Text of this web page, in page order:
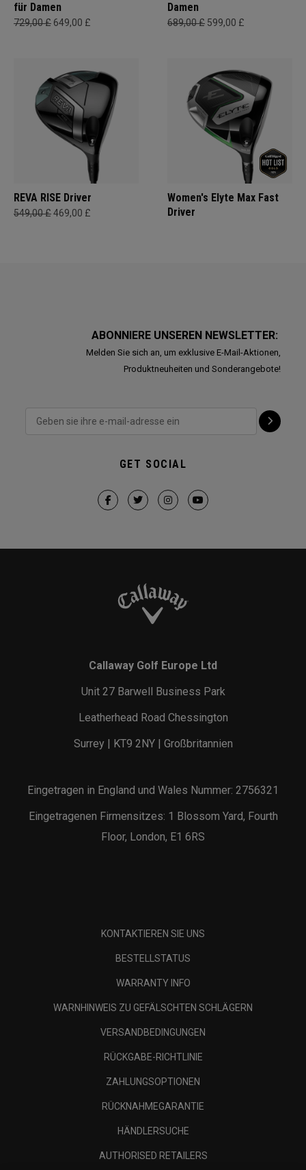
für Damen
729,00 £ 649,00 £
Damen
689,00 £ 599,00 £
REVA RISE Driver
549,00 £469,00 £
Women's Elyte Max Fast
Driver
ABONNIERE UNSEREN NEWSLETTER:
Melden Sie sich an, um exklusive E-Mail-Aktionen,
Produktneuheiten und Sonderangebote!
GET SOCIAL
Callaway Golf Europe Ltd
Unit 27 Barwell Business Park
Leatherhead Road Chessington
Surrey | KT9 2NY | Großbritannien
Eingetragen in England und Wales Nummer: 2756321
Eingetragenen Firmensitzes: 1 Blossom Yard, Fourth
Floor, London, E1 6RS
KONTAKTIEREN SIE UNS
BESTELLSTATUS
WARRANTY INFO
WARNHINWEIS ZU GEFÄLSCHTEN SCHLÄGERN
VERSANDBEDINGUNGEN
RÜCKGABE-RICHTLINIE
ZAHLUNGSOPTIONEN
RÜCKNAHMEGARANTIE
HÄNDLERSUCHE
AUTHORISED RETAILERS